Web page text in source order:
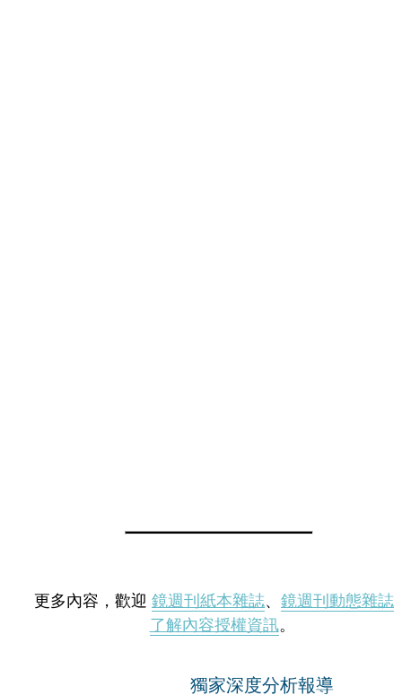
更多內容，歡迎 鏡週刊紙本雜誌、 鏡週刊動態雜誌
了解內容授權資訊。
獨家深度分析報導